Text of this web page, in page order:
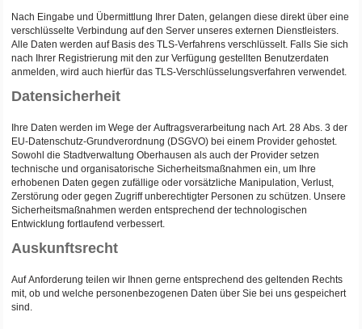
Nach Eingabe und Übermittlung Ihrer Daten, gelangen diese direkt über eine
verschlüsselte Verbindung auf den Server unseres externen Dienstleisters.
Alle Daten werden auf Basis des TLS-Verfahrens verschlüsselt. Falls Sie sich
nach Ihrer Registrierung mit den zur Verfügung gestellten Benutzerdaten
anmelden, wird auch hierfür das TLS-Verschlüsselungsverfahren verwendet.
Datensicherheit
Ihre Daten werden im Wege der Auftragsverarbeitung nach Art. 28 Abs. 3 der
EU-Datenschutz-Grundverordnung (DSGVO) bei einem Provider gehostet.
Sowohl die Stadtverwaltung Oberhausen als auch der Provider setzen
technische und organisatorische Sicherheitsmaßnahmen ein, um Ihre
erhobenen Daten gegen zufällige oder vorsätzliche Manipulation, Verlust,
Zerstörung oder gegen Zugriff unberechtigter Personen zu schützen. Unsere
Sicherheitsmaßnahmen werden entsprechend der technologischen
Entwicklung fortlaufend verbessert.
Auskunftsrecht
Auf Anforderung teilen wir Ihnen gerne entsprechend des geltenden Rechts
mit, ob und welche personenbezogenen Daten über Sie bei uns gespeichert
sind.